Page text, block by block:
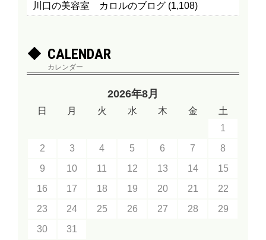
川口の美容室 カロルのブログ (1,108)
CALENDAR
カレンダー
2026年8月
日 月 火 水 木 金
土
1
2
3 4 5 6 7
8
9
10 11 12 13 14
15
16
17 18 19 20 21
22
23
24 25 26 27 28
29
30
31